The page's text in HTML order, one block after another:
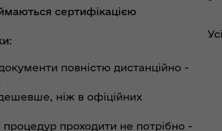
сертифікацією
:
повністю дистанційно -
ніж в офіційних
проходити не потрібно -